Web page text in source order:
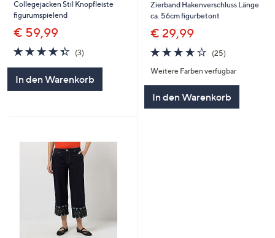
Collegejacken Stil Knopfleiste
figurumspielend
€ 59,99
4.3
von
(3)3
In den Warenkorb
Zierband Hakenverschluss Länge
ca. 56cm figurbetont
€ 29,99
3.6
von
5
(25)25
Weitere Farben verfügbar
In den Warenkorb